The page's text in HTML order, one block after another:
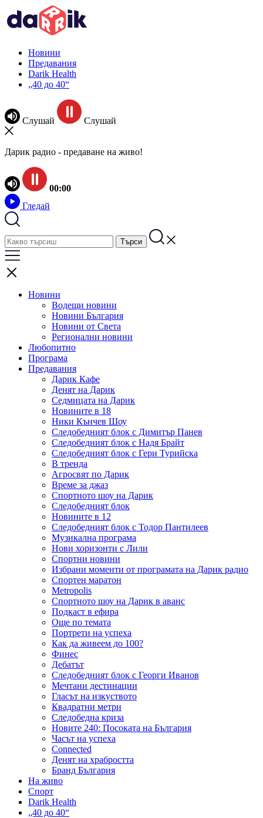
Новини
Предавания
Darik Health
„40 до 40“
Слушай Слушай
Дарик радио - предаване на живо!
00:00
Гледай
Новини
Водещи новини
Новини България
Новини от Света
Регионални новини
Любопитно
Програма
Предавания
Дарик Кафе
Денят на Дарик
Седмицата на Дарик
Новините в 18
Ники Кънчев Шоу
Следобедният блок с Димитър Панев
Следобедният блок с Надя Брайт
Следобедният блок с Гери Турийска
В тренда
Агросвят по Дарик
Време за джаз
Спортното шоу на Дарик
Следобедният блок
Новините в 12
Следобедният блок с Тодор Пантилеев
Музикална програма
Нови хоризонти с Лили
Спортни новини
Избрани моменти от програмата на Дарик радио
Спортен маратон
Metropolis
Спортното шоу на Дарик в аванс
Подкаст в ефира
Още по темата
Портрети на успеха
Как да живеем до 100?
Финес
Дебатът
Следобедният блок с Георги Иванов
Мечтани дестинации
Гласът на изкуството
Квадратни метри
Следобедна криза
Новите 240: Посоката на България
Часът на успеха
Connected
Денят на храбростта
Бранд България
На живо
Спорт
Darik Health
„40 до 40“